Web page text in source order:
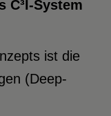
C³I-System
ist die
(Deep-